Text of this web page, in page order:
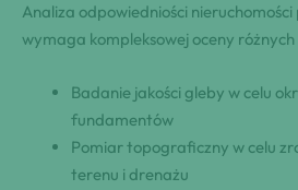
Analiza odpowiedniości
wymaga kompleksowej oceny różnych
Badanie jakości gleby w celu
fundamentów
Pomiar topograficzny w celu
terenu i drenażu